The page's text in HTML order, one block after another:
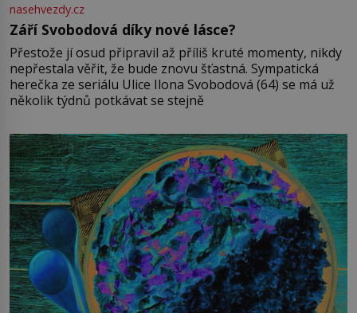
nasehvezdy.cz
Září Svobodová díky nové lásce?
Přestože jí osud připravil až příliš kruté momenty, nikdy
nepřestala věřit, že bude znovu šťastná. Sympatická
herečka ze seriálu Ulice Ilona Svobodová (64) se má už
několik týdnů potkávat se stejně